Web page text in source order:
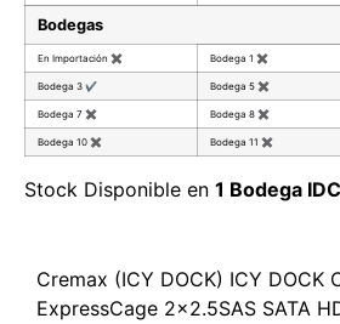
Bodegas
En Importación ✖ Bodega 1 ✖
Bodega 3 ✔ Bodega 5 ✖
Bodega 7 ✖ Bodega 8 ✖
Bodega 10 ✖ Bodega 11 ✖
Stock Disponible en 1 Bodega IDC
Cremax (ICY DOCK) ICY DOCK
ExpressCage 2×2.5SAS SATA